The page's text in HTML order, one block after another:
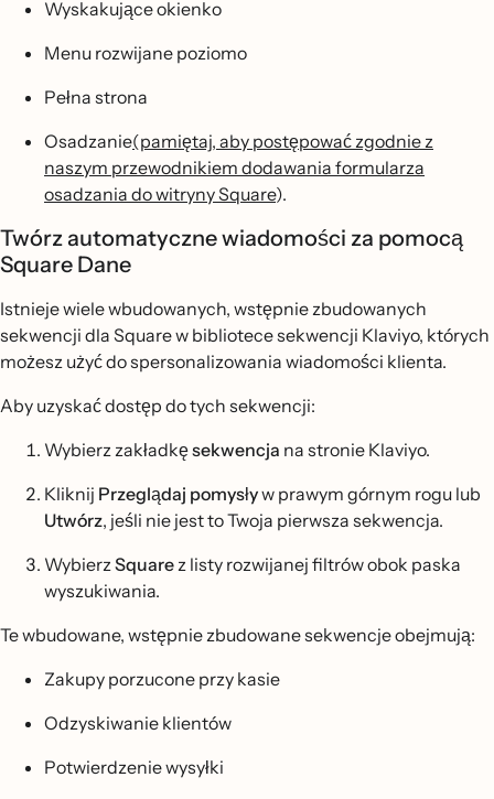
Wyskakujące okienko
Menu rozwijane poziomo
Pełna strona
Osadzanie(pamiętaj, aby postępować zgodnie z
naszym przewodnikiem dodawania formularza
osadzania do witryny Square).
Twórz automatyczne wiadomości za pomocą
Square Dane
Istnieje wiele wbudowanych, wstępnie zbudowanych
sekwencji dla Square w bibliotece sekwencji Klaviyo, których
możesz użyć do spersonalizowania wiadomości klienta.
Aby uzyskać dostęp do tych sekwencji:
Wybierz zakładkęsekwencja na stronie Klaviyo.
Kliknij Przeglądaj pomysływ prawym górnym rogu lub
Utwórz, jeśli nie jest to Twoja pierwsza sekwencja.
WybierzSquarez listy rozwijanej filtrów obok paska
wyszukiwania.
Te wbudowane, wstępnie zbudowane sekwencje obejmują:
Zakupy porzucone przy kasie
Odzyskiwanie klientów
Potwierdzenie wysyłki